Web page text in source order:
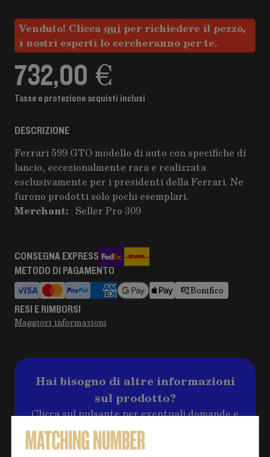
Venduto! Clicca qui per richiedere il pezzo,
i nostri esperti lo cercheranno per te.
732,00 €
Tasse e protezione acquisti inclusi
DESCRIZIONE
Ferrari 599 GTO modello di auto con specifiche di
lancio, eccezionalmente rara e realizzata
esclusivamente per i presidenti della Ferrari. Ne
furono prodotti solo pochi esemplari.
Merchant: Seller Pro 309
CONSEGNA EXPRESS
METODO DI PAGAMENTO
Bonifico
RESI E RIMBORSI
Maggiori informazioni
Hai bisogno di altre informazioni
sul prodotto?
Clicca sul pulsante per eventuali domande e
compila il form, ti ricontatteremo al più
presto per risolvere il tuo dubbio!